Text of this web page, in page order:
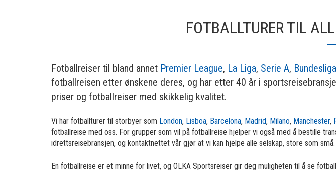
FOTBALLTURER TIL
Fotballreiser til bland annet Premier League, La Liga, Serie A,
fotballreisen etter ønskene deres, og har etter 40 år i
priser og fotballreiser med skikkelig kvalitet.
Vi har fotballturer til storbyer som London, Lisboa, Barcelona, Madrid, Milano, Manchester,
fotballreise med oss. For grupper som vil på fotballreise hjelper vi også med å bestille
idrettsreisebransjen, og kontaktnettet vår gjør at vi kan hjelpe alle selskap, store som små.
En fotballreise er et minne for livet, og OLKA Sportsreiser gir deg muligheten til å se